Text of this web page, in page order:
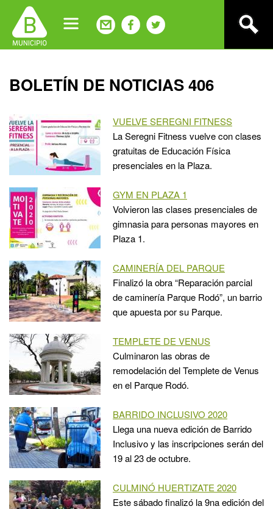
navigation
Back
to
BOLETÍN DE NOTICIAS 406
VUELVE SEREGNI FITNESS
La Seregni Fitness vuelve con clases
gratuitas de Educación Física
presenciales en la Plaza.
GYM EN PLAZA 1
Volvieron las clases presenciales de
gimnasia para personas mayores en
Plaza 1.
CAMINERÍA DEL PARQUE
Finalizó la obra “Reparación parcial
de caminería Parque Rodó”, un barrio
que apuesta por su Parque.
TEMPLETE DE VENUS
Culminaron las obras de
remodelación del Templete de Venus
en el Parque Rodó.
BARRIDO INCLUSIVO 2020
Llega una nueva edición de Barrido
Inclusivo y las inscripciones serán del
19 al 23 de octubre.
CULMINÓ HUERTIZATE 2020
Este sábado finalizó la 9na edición del